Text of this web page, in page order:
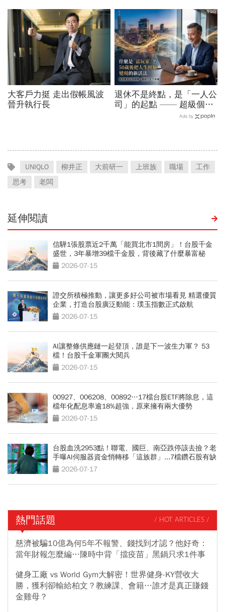
阱
尚圈
大客戶力挺 走出假帳風波
晉升執行長
退休不是終點，是「一人公
司」的起點 —— 超級個體
Ads by
UNIQLO 柳井正 大前研一 上班族 職場
工作
思考
老闆
延伸閱讀
信驊1張股票近2千萬「能買北市1間房」！台股千金
盛世，3年暴增39檔千金股，背後藏了什麼暴富秘
密？2026-07-15
證交所積極推動，讓更多好公司被市場看見 精選優質
企業，打造台股廣泛動能：璞玉指數正式啟航
2026-07-15
AI讓整條供應鏈一起登頂，誰是下一波生力軍？ 53
檔！台股千金軍團大閱兵
2026-07-15
00927、006208、00892…17檔台股ETF將除息，這
檔年化配息率逾18%超強，原來擁有兩大優勢
2026-07-15
台股血洗2953點！聯電、國巨、南亞跌停該去撿？老
手曝AI伺服器資金悄轉移「這族群」...7檔鑽石股有缺
口直接噴
2026-07-17
熱門話題 / HOT ARTICLES /
慈濟被騙10億為何5年不報警、錢找到才認？他好奇：
當年財報怎麼編…陳時中背「擋疫苗」黑鍋只求1件事
健身工廠 vs World Gym大解密！世界健身-KY營收大
勝，獲利卻輸給柏文？教練課、會籍…誰才是真正賺錢
金雞母？